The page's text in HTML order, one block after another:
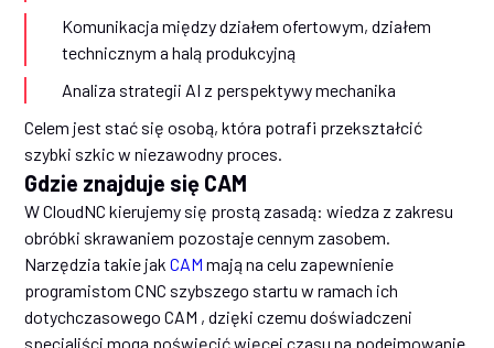
Komunikacja między działem ofertowym, działem
technicznym a halą produkcyjną
Analiza strategii AI z perspektywy mechanika
Celem jest stać się osobą, która potrafi przekształcić
szybki szkic w niezawodny proces.
Gdzie znajduje się CAM
W CloudNC kierujemy się prostą zasadą: wiedza z zakresu
obróbki skrawaniem pozostaje cennym zasobem.
Narzędzia takie jakCAMmają na celu zapewnienie
programistom CNC szybszego startu w ramach ich
dotychczasowego CAM , dzięki czemu doświadczeni
specjaliści mogą poświęcić więcej czasu na podejmowanie